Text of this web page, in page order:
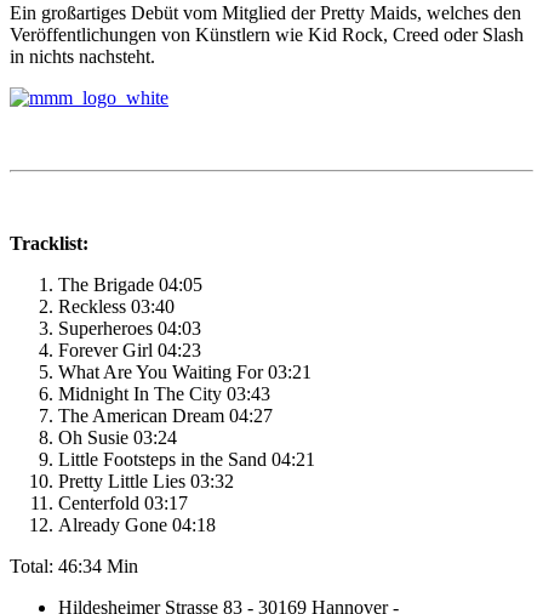
Ein großartiges Debüt vom Mitglied der Pretty Maids, welches den
Veröffentlichungen von Künstlern wie Kid Rock, Creed oder Slash
in nichts nachsteht.
Tracklist:
The Brigade 04:05
Reckless 03:40
Superheroes 04:03
Forever Girl 04:23
What Are You Waiting For 03:21
Midnight In The City 03:43
The American Dream 04:27
Oh Susie 03:24
Little Footsteps in the Sand 04:21
Pretty Little Lies 03:32
Centerfold 03:17
Already Gone 04:18
Total: 46:34 Min
Hildesheimer Strasse 83 - 30169 Hannover -